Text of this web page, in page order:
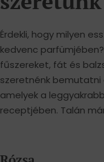
Érdekli, hogy milyen
kedvenc
fűszereket, fát és
szeretnénk bemutatni
amelyek a
receptjében. Talán